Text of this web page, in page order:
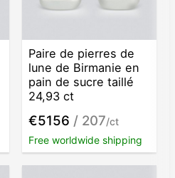
Paire de pierres de
lune de Birmanie en
pain de sucre taillé
24,93 ct
€5156 / 207/ct
Free worldwide shipping